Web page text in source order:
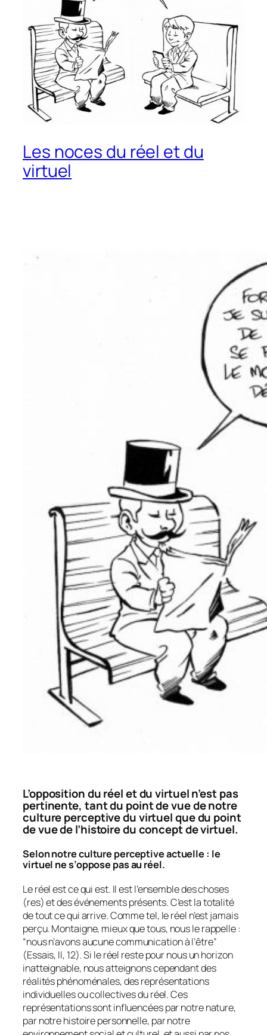
Les noces du réel et du
virtuel
L’opposition du réel et du virtuel n’est pas
pertinente, tant du point de vue de notre
culture perceptive du virtuel que du point
de vue de l’histoire du concept de virtuel.
Selon notre culture perceptive actuelle : le
virtuel ne s’oppose pas au réel.
Le réel est ce qui est. Il est l’ensemble des choses
(res) et des événements présents. C’est la totalité
de tout ce qui arrive. Comme tel, le réel n’est jamais
perçu. Montaigne, mieux que tous, nous le rappelle :
“nous n’avons aucune communication à l’être”
(Essais, II, 12). Si le réel reste pour nous un horizon
inatteignable, nous atteignons cependant des
réalités phénoménales, des représentations
individuelles ou collectives du réel. Ces
représentations sont influencées par notre nature,
par notre histoire personnelle, par notre